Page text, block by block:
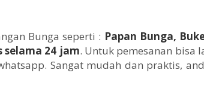
Bunga seperti : Papan Bunga,
selama 24 jam. Untuk pemesanan bisa
Sangat mudah dan praktis,